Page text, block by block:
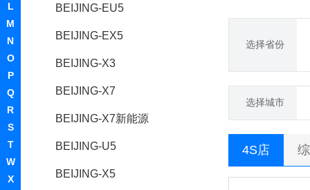
L
M
N
O
P
Q
R
S
T
W
X
BEIJING-EU5
BEIJING-EX5
BEIJING-X3
BEIJING-X7
BEIJING-X7新能源
BEIJING-U5
BEIJING-X5
选择省份
选择城市
4S店